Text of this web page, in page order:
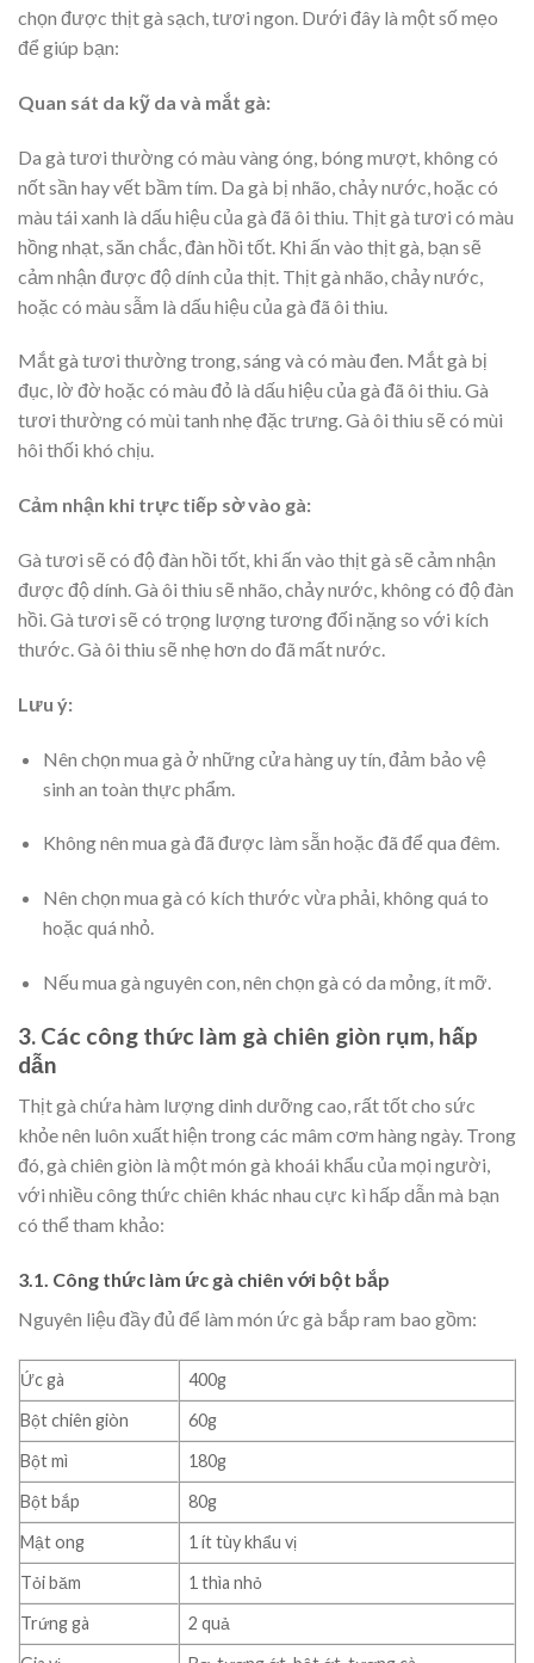
chọn được thịt gà sạch, tươi ngon. Dưới đây là một số mẹo
để giúp bạn:
Quan sát da kỹ da và mắt gà:
Da gà tươi thường có màu vàng óng, bóng mượt, không có
nốt sần hay vết bầm tím. Da gà bị nhão, chảy nước, hoặc có
màu tái xanh là dấu hiệu của gà đã ôi thiu. Thịt gà tươi có màu
hồng nhạt, săn chắc, đàn hồi tốt. Khi ấn vào thịt gà, bạn sẽ
cảm nhận được độ dính của thịt. Thịt gà nhão, chảy nước,
hoặc có màu sẫm là dấu hiệu của gà đã ôi thiu.
Mắt gà tươi thường trong, sáng và có màu đen. Mắt gà bị
đục, lờ đờ hoặc có màu đỏ là dấu hiệu của gà đã ôi thiu. Gà
tươi thường có mùi tanh nhẹ đặc trưng. Gà ôi thiu sẽ có mùi
hôi thối khó chịu.
Cảm nhận khi trực tiếp sờ vào gà:
Gà tươi sẽ có độ đàn hồi tốt, khi ấn vào thịt gà sẽ cảm nhận
được độ dính. Gà ôi thiu sẽ nhão, chảy nước, không có độ đàn
hồi. Gà tươi sẽ có trọng lượng tương đối nặng so với kích
thước. Gà ôi thiu sẽ nhẹ hơn do đã mất nước.
Lưu ý:
Nên chọn mua gà ở những cửa hàng uy tín, đảm bảo vệ
sinh an toàn thực phẩm.
Không nên mua gà đã được làm sẵn hoặc đã để qua đêm.
Nên chọn mua gà có kích thước vừa phải, không quá to
hoặc quá nhỏ.
Nếu mua gà nguyên con, nên chọn gà có da mỏng, ít mỡ.
3. Các công thức làm gà chiên giòn rụm, hấp
dẫn
Thịt gà chứa hàm lượng dinh dưỡng cao, rất tốt cho sức
khỏe nên luôn xuất hiện trong các mâm cơm hàng ngày. Trong
đó, gà chiên giòn là một món gà khoái khẩu của mọi người,
với nhiều công thức chiên khác nhau cực kì hấp dẫn mà bạn
có thể tham khảo:
3.1. Công thức làm ức gà chiên với bột bắp
Nguyên liệu đầy đủ để làm món ức gà bắp ram bao gồm:
Ức gà
400g
Bột chiên giòn
60g
Bột mì
180g
Bột bắp
80g
Mật ong
1 ít tùy khẩu vị
Tỏi băm
1 thìa nhỏ
Trứng gà
2 quả